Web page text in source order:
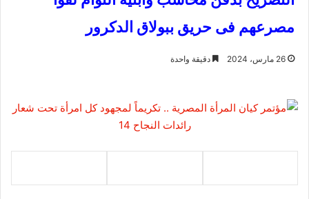
مصرعهم فى حريق ببولاق الدكرور
26 مارس، 2024 دقيقة واحدة